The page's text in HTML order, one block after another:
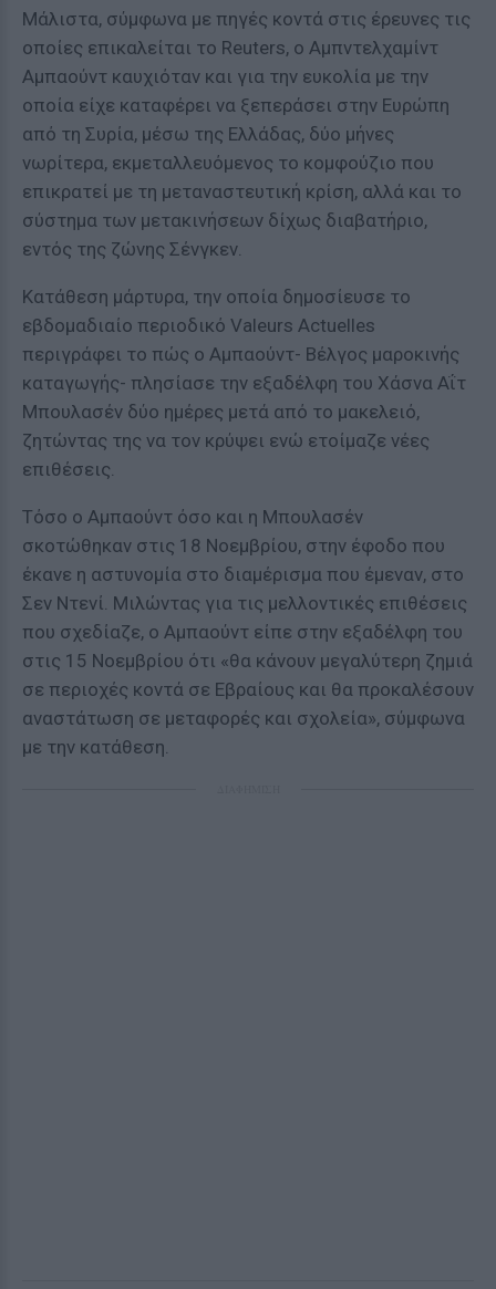
Μάλιστα, σύμφωνα με πηγές κοντά στις έρευνες τις
οποίες επικαλείται το Reuters, ο Αμπντελχαμίντ
Αμπαούντ καυχιόταν και για την ευκολία με την
οποία είχε καταφέρει να ξεπεράσει στην Ευρώπη
από τη Συρία, μέσω της Ελλάδας, δύο μήνες
νωρίτερα, εκμεταλλευόμενος το κομφούζιο που
επικρατεί με τη μεταναστευτική κρίση, αλλά και το
σύστημα των μετακινήσεων δίχως διαβατήριο,
εντός της ζώνης Σένγκεν.
Κατάθεση μάρτυρα, την οποία δημοσίευσε το
εβδομαδιαίο περιοδικό Valeurs Actuelles
περιγράφει το πώς ο Αμπαούντ- Βέλγος μαροκινής
καταγωγής- πλησίασε την εξαδέλφη του Χάσνα Αΐτ
Μπουλασέν δύο ημέρες μετά από το μακελειό,
ζητώντας της να τον κρύψει ενώ ετοίμαζε νέες
επιθέσεις.
Τόσο ο Αμπαούντ όσο και η Μπουλασέν
σκοτώθηκαν στις 18 Νοεμβρίου, στην έφοδο που
έκανε η αστυνομία στο διαμέρισμα που έμεναν, στο
Σεν Ντενί. Μιλώντας για τις μελλοντικές επιθέσεις
που σχεδίαζε, ο Αμπαούντ είπε στην εξαδέλφη του
στις 15 Νοεμβρίου ότι «θα κάνουν μεγαλύτερη ζημιά
σε περιοχές κοντά σε Εβραίους και θα προκαλέσουν
αναστάτωση σε μεταφορές και σχολεία», σύμφωνα
με την κατάθεση.